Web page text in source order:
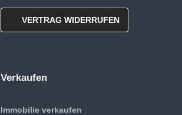
VERTRAG WIDERRUFEN
Verkaufen
Immobilie verkaufen